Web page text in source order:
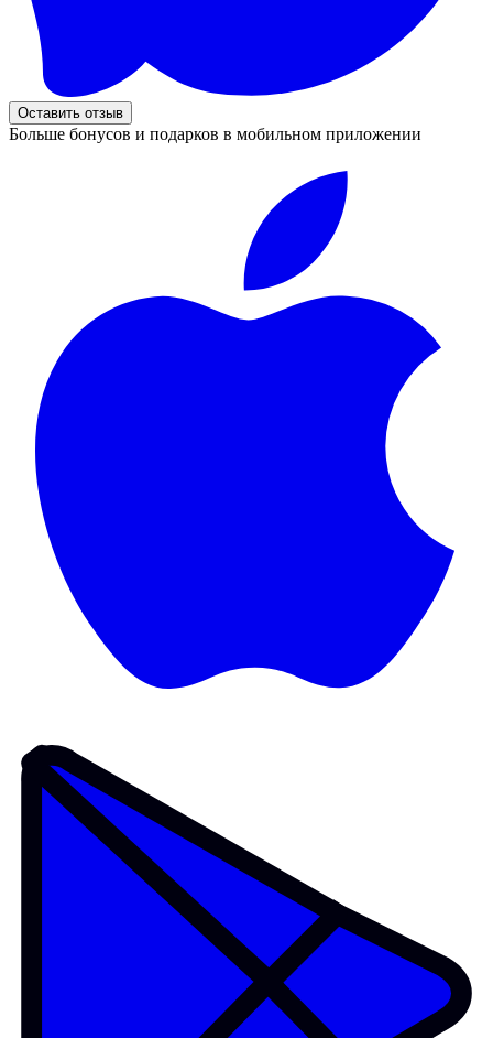
Оставить отзыв
Больше бонусов и подарков в мобильном приложении